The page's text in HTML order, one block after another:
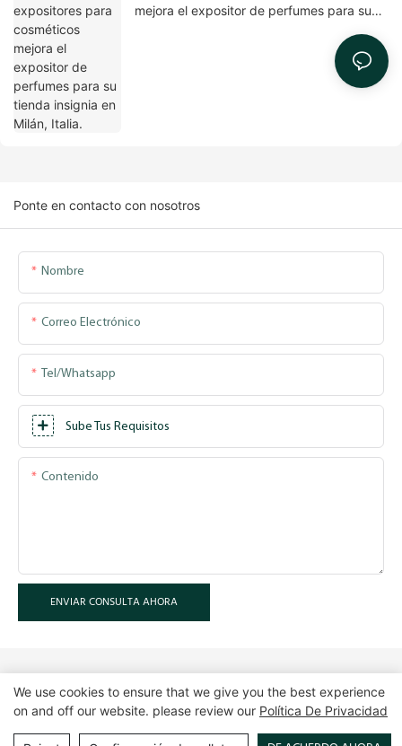
mejora el expositor de perfumes para su
Ponte en contacto con nosotros
Nombre
Correo Electrónico
Tel/whatsapp
Sube Tus Requisitos
Contenido
ENVIAR CONSULTA AHORA
Derechos de autor © 2025 Guangzhou LUXE Showcases
www.luxeshowcases.com |
Mapa del sitio política de privacidad
We use cookies to ensure that we give you the best experience
on and off our website. please review our Política De Privacidad